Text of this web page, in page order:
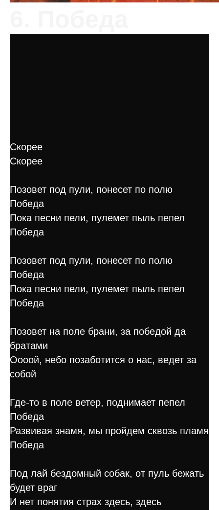
Скорее
Скорее
Позовет под пули, понесет по полю
Победа
Пока песни пели, пулемет пыль пепел
Победа
Позовет под пули, понесет по полю
Победа
Пока песни пели, пулемет пыль пепел
Победа
Позовет на поле брани, за победой да
братами
Оооой, небо позаботится о нас, ведет за
собой
Где-то в поле ветер, поднимает пепел
Победа
Развивая знамя, мы пройдем сквозь пламя
Победа
Под лай бездомный собак, от пуль бежать
будет враг
И нет понятия страх здесь, здесь